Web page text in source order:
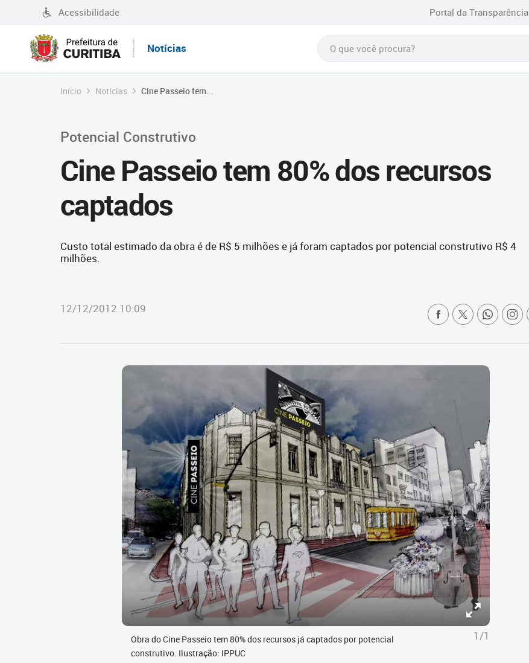
Acessibilidade Portal da Transparência
Notícias
Início Notícias Cine Passeio tem...
Potencial Construtivo
Cine Passeio tem 80% dos recursos
captados
Custo total estimado da obra é de R$ 5 milhões e já foram captados por potencial construtivo R$ 4
milhões.
12/12/2012 10:09
Obra do Cine Passeio tem 80% dos recursos já captados por potencial
construtivo. Ilustração: IPPUC
1/1